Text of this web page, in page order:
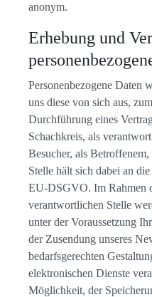
anonym.
Erhebung und
Personenbezogene Daten
uns diese von sich aus,
Durchführung eines
Schachkreis, als
Besucher, als
Stelle hält sich dabei an
EU-DSGVO. Im Rahmen
verantwortlichen Stelle
unter der Voraussetzung
der Zusendung unseres
bedarfsgerechten
elektronischen Dienste
Möglichkeit, der